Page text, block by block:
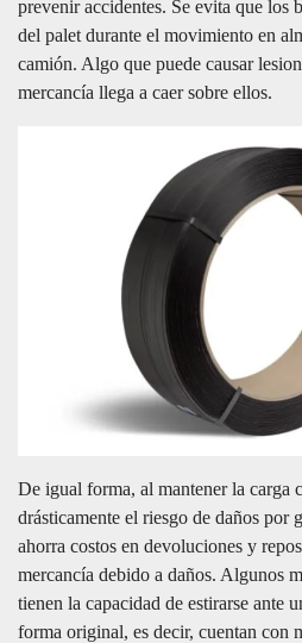
prevenir accidentes. Se evita que los
del palet durante el movimiento en
camión. Algo que puede causar
mercancía llega a caer sobre ellos.
De igual forma, al mantener la carga
drásticamente el riesgo de daños por
ahorra costos en devoluciones y
mercancía debido a daños. Algunos
tienen la capacidad de estirarse ante
forma original, es decir, cuentan con